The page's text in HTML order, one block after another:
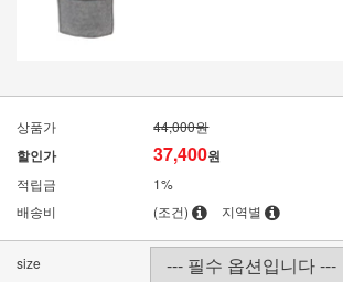
상품가 44,000원
할인가 37,400원
적립금
1%
배송비
(조건) 지역별
size